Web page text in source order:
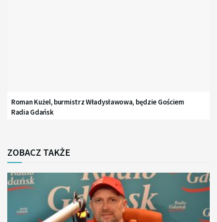
Roman Kużel, burmistrz Władysławowa, będzie Gościem
Radia Gdańsk
ZOBACZ TAKŻE